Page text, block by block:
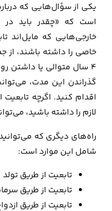
یکی از سؤال‌هایی که
است که «چقدر باید در
خارجی‌هایی که مایل‌اند
خاصی را داشته باشند، از
۴ سال متوالی یا داشتن
گذراندن این مدت،
اقدام کنید. اگرچه
لازم را داشته باشید،
راه‌های دیگری که
شامل این موارد است:
تابعیت از طریق تولد
تابعیت از طریق
تابعیت از طریق